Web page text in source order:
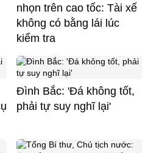
nhọn trên cao tốc: Tài xế
không có bằng lái lúc
kiểm tra
Đình Bắc: 'Đá không tốt,
phải tự suy nghĩ lại'